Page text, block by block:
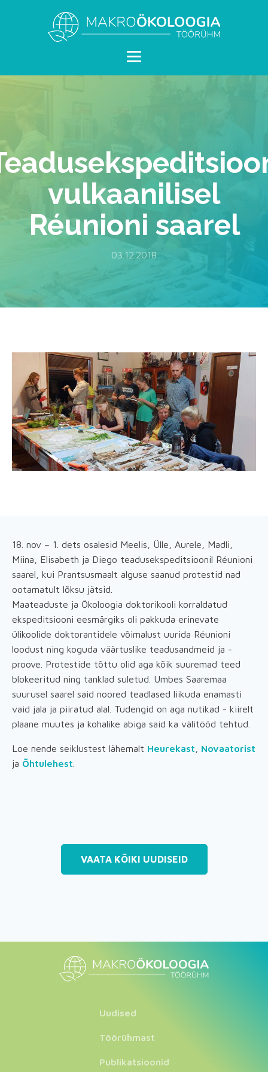
vulkaanilisel
Réunioni saarel
03.12.2018
18. nov – 1. dets osalesid Meelis, Ülle, Aurele, Madli,
Miina, Elisabeth ja Diego teadusekspeditsioonil Réunioni
saarel, kui Prantsusmaalt alguse saanud protestid nad
ootamatult lõksu jätsid.
Maateaduste ja Ökoloogia doktorikooli korraldatud
ekspeditsiooni eesmärgiks oli pakkuda erinevate
ülikoolide doktorantidele võimalust uurida Réunioni
loodust ning koguda väärtuslike teadusandmeid ja -
proove. Protestide tõttu olid aga kõik suuremad teed
blokeeritud ning tanklad suletud. Umbes Saaremaa
suurusel saarel said noored teadlased liikuda enamasti
vaid jala ja piiratud alal. Tudengid on aga nutikad - kiirelt
plaane muutes ja kohalike abiga said ka välitööd tehtud.
Loe nende seiklustest lähemalt Heurekast
Novaatorist
ja Õhtulehest
VAATA KÕIKI UUDISEID
Uudised
Töörühmast
Publikatsioonid